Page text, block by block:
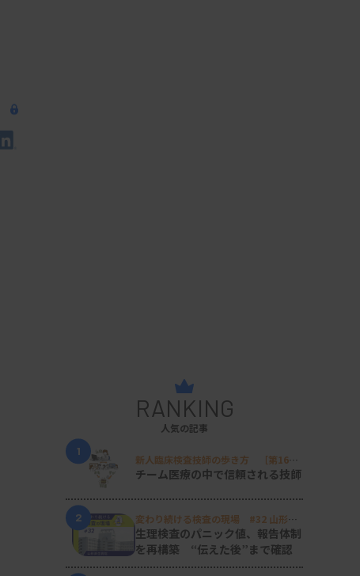
RANKING
人気の記事
1
新人臨床検査技師の歩き方 ［第16
回］
チーム医療の中で信頼される技師
2
変わり続ける検査の現場 #32 山形済
生病院
生理検査のパニック値、報告体制
を再構築 “伝えた後”まで確認